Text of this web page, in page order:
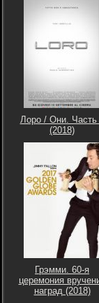
Лоро / Они. Часть
(2018)
Грэмми. 60-я
церемония
наград (2018)